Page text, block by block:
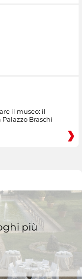
il museo: il
Palazzo Braschi
più